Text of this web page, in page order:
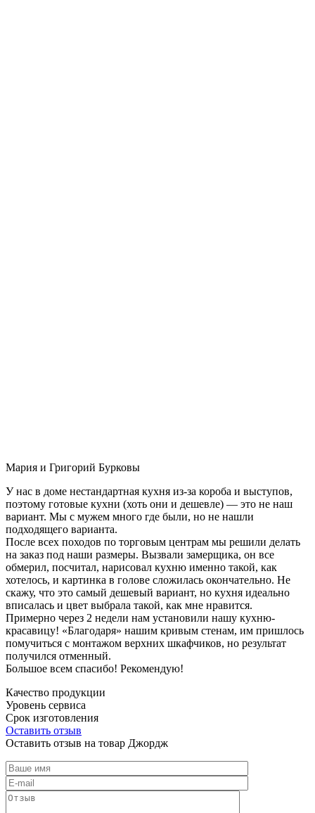
Мария и Григорий Бурковы
У нас в доме нестандартная кухня из-за короба и выступов,
поэтому готовые кухни (хоть они и дешевле) — это не наш
вариант. Мы с мужем много где были, но не нашли
подходящего варианта.
После всех походов по торговым центрам мы решили делать
на заказ под наши размеры. Вызвали замерщика, он все
обмерил, посчитал, нарисовал кухню именно такой, как
хотелось, и картинка в голове сложилась окончательно. Не
скажу, что это самый дешевый вариант, но кухня идеально
вписалась и цвет выбрала такой, как мне нравится.
Примерно через 2 недели нам установили нашу кухню-
красавицу! «Благодаря» нашим кривым стенам, им пришлось
помучиться с монтажом верхних шкафчиков, но результат
получился отменный.
Большое всем спасибо! Рекомендую!
Качество продукции
Уровень сервиса
Срок изготовления
Оставить отзыв
Оставить отзыв на товар Джордж